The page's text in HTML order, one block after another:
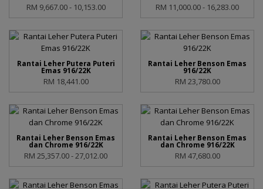
RM 9,667.00 - 10,153.00 RM 11,000.00 - 16,283.00
Rantai Leher Putera Puteri
Emas 916/22K
RM 18,441.00
Rantai Leher Benson Emas
916/22K
RM 23,780.00
Rantai Leher Benson Emas
dan Chrome 916/22K
RM 25,357.00 - 27,012.00
Rantai Leher Benson Emas
dan Chrome 916/22K
RM 47,680.00